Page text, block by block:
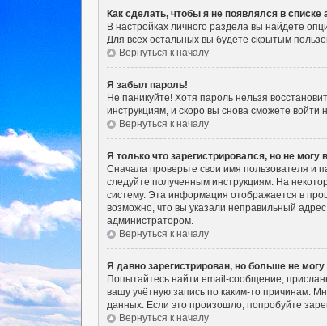
Как сделать, чтобы я не появлялся в списке
В настройках личного раздела вы найдете
Для всех остальных вы будете скрытым
Вернуться к началу
Я забыл пароль!
Не паникуйте! Хотя пароль нельзя
инструкциям, и скоро вы снова сможете войти
Вернуться к началу
Я только что зарегистрировался, но не могу
Сначала проверьте свои имя пользователя и
следуйте полученным инструкциям. На
систему. Эта информация отображается в
возможно, что вы указали неправильный
администратором.
Вернуться к началу
Я давно зарегистрирован, но больше не могу
Попытайтесь найти email-сообщение,
вашу учётную запись по каким-то причинам.
данных. Если это произошло, попробуйте
Вернуться к началу